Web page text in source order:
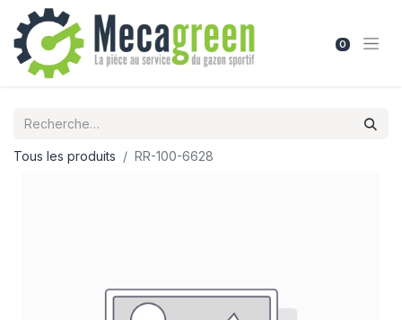
0
Tous les produits RR-100-6628